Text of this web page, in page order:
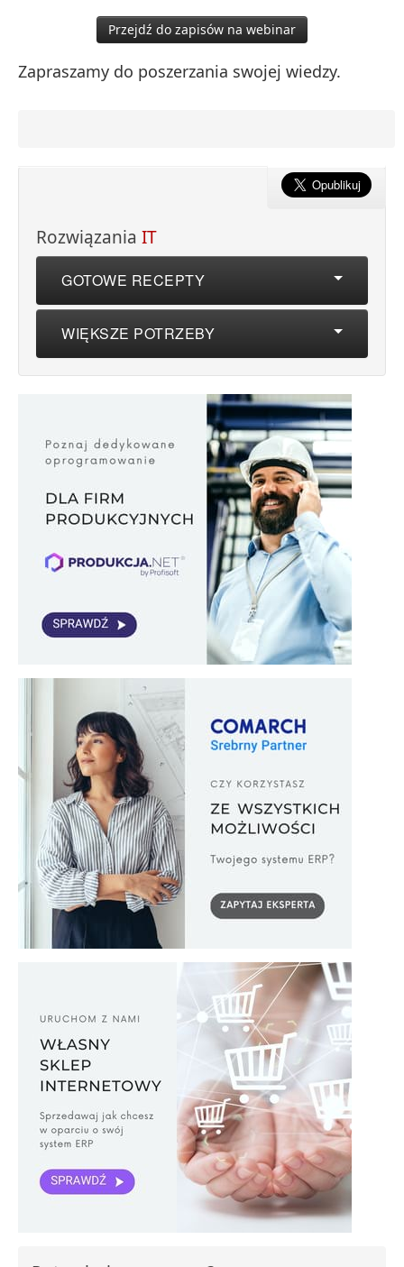
Przejdź do zapisów na webinar
Zapraszamy do poszerzania swojej wiedzy.
Rozwiązania IT
GOTOWE RECEPTY
WIĘKSZE POTRZEBY